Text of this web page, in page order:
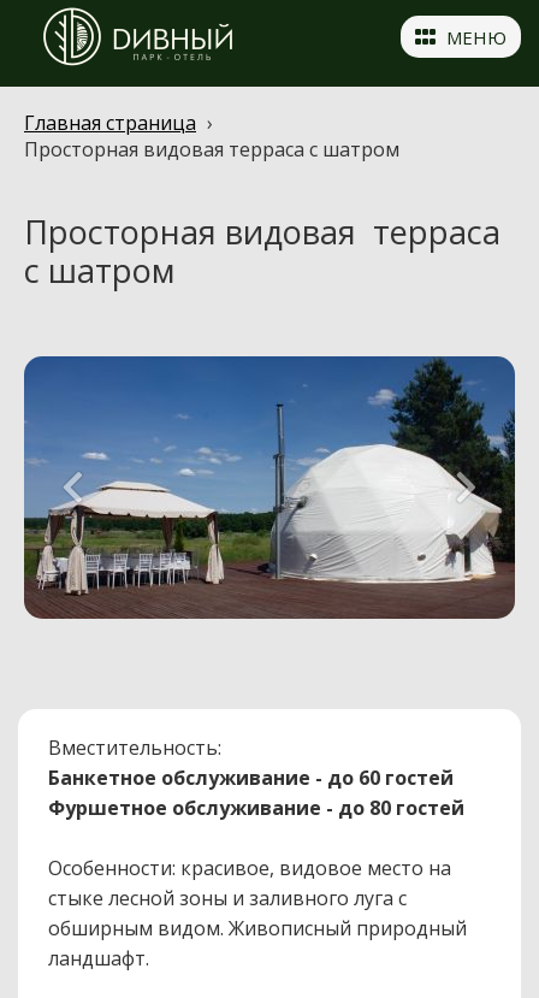
МЕНЮ
Главная страница ›
Просторная видовая терраса с шатром
Просторная видовая терраса
с шатром
Вместительность:
Банкетное обслуживание - до 60 гостей
Фуршетное обслуживание - до 80 гостей
Особенности: красивое, видовое место на
стыке лесной зоны и заливного луга с
обширным видом. Живописный природный
ландшафт.